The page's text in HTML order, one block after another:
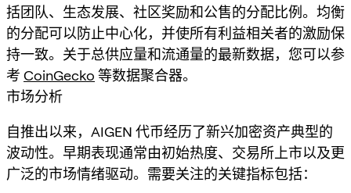
括团队、生态发展、社区奖励和公售的分配比例。均衡
的分配可以防止中心化，并使所有利益相关者的激励保
持一致。关于总供应量和流通量的最新数据，您可以参
考 CoinGecko 等数据聚合器。
市场分析
自推出以来，AIGEN 代币经历了新兴加密资产典型的
波动性。早期表现通常由初始热度、交易所上市以及更
广泛的市场情绪驱动。需要关注的关键指标包括：